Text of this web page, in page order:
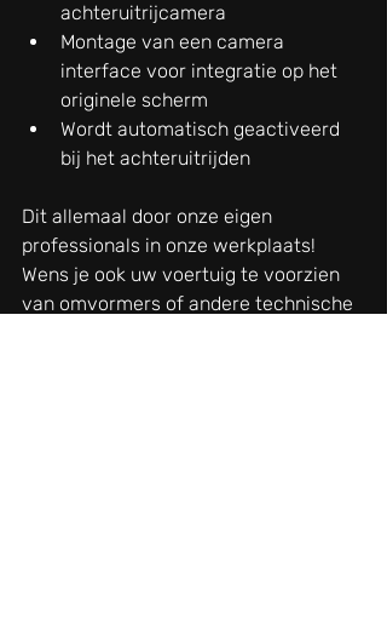
achteruitrijcamera
Montage van een camera
interface voor integratie op het
originele scherm
Wordt automatisch geactiveerd
bij het achteruitrijden
Dit allemaal door onze eigen
professionals in onze werkplaats!
Wens je ook uw voertuig te voorzien
van omvormers of andere technische